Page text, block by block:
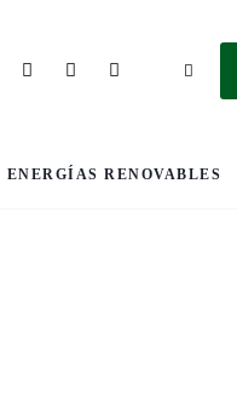
ENERGÍAS RENOVABLES